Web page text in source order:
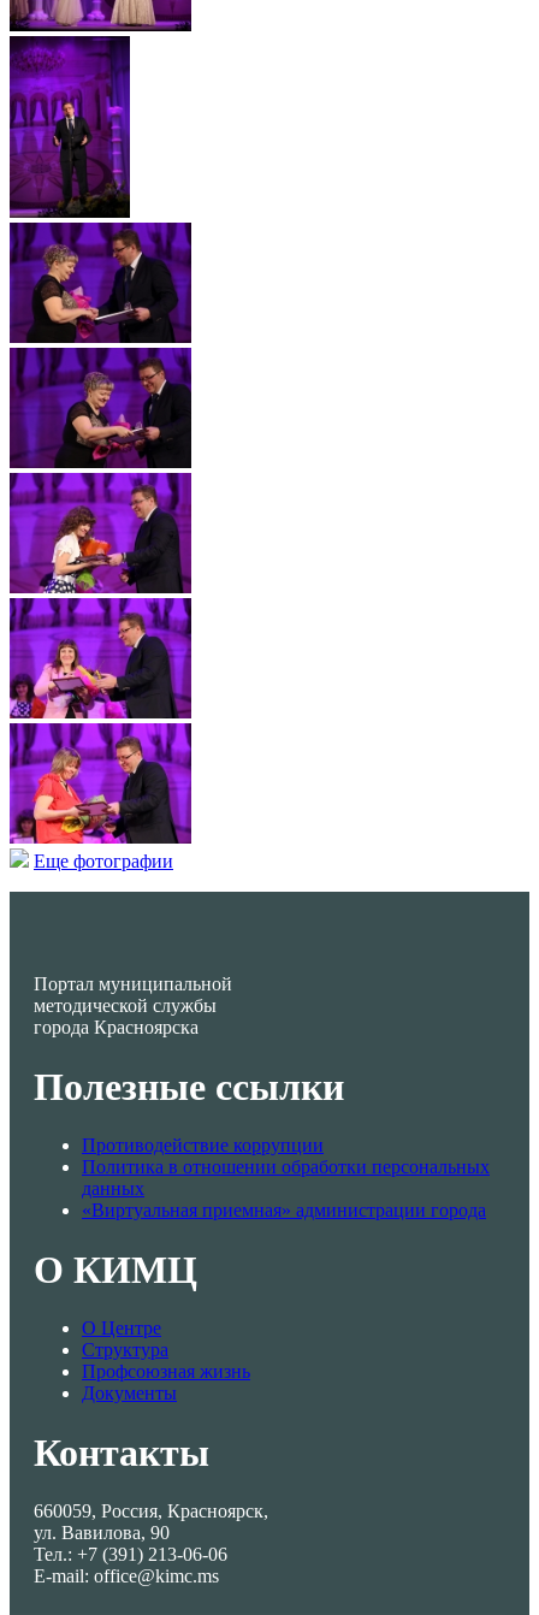
Еще фотографии
Портал муниципальной
методической службы
города Красноярска
Полезные ссылки
Противодействие коррупции
Политика в отношении обработки персональных
данных
«Виртуальная приемная» администрации города
О КИМЦ
О Центре
Структура
Профсоюзная жизнь
Документы
Контакты
660059, Россия, Красноярск,
ул. Вавилова, 90
Тел.: +7 (391) 213-06-06
E-mail: office@kimc.ms